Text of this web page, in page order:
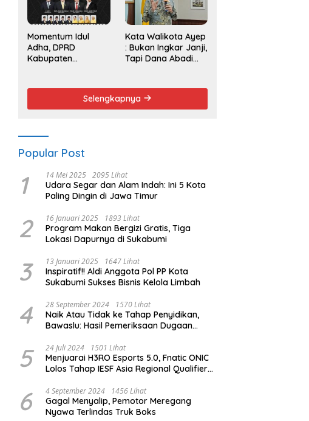
Momentum Idul
Adha, DPRD
Kabupaten
dan Persatuan
Kata Walikota Ayep
: Bukan Ingkar Janji,
Tapi Dana Abadi
Selengkapnya
Popular Post
1 14 Mei 2025 2095 Lihat
Udara Segar dan Alam Indah: Ini 5 Kota
Paling Dingin di Jawa Timur
2 16 Januari 2025 1893 Lihat
Program Makan Bergizi Gratis, Tiga
Lokasi Dapurnya di Sukabumi
3 13 Januari 2025 1647 Lihat
Inspiratif!! Aldi Anggota Pol PP Kota
Sukabumi Sukses Bisnis Kelola Limbah
4 28 September 2024 1570 Lihat
Naik Atau Tidak ke Tahap Penyidikan,
Bawaslu: Hasil Pemeriksaan Dugaan
5 24 Juli 2024 1501 Lihat
Menjuarai H3RO Esports 5.0, Fnatic ONIC
Lolos Tahap IESF Asia Regional Qualifier
6 4 September 2024 1456 Lihat
Gagal Menyalip, Pemotor Meregang
Nyawa Terlindas Truk Boks